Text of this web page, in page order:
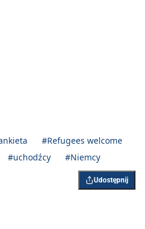
#Refugees welcome
#uchodźcy #Niemcy
Udostępnij